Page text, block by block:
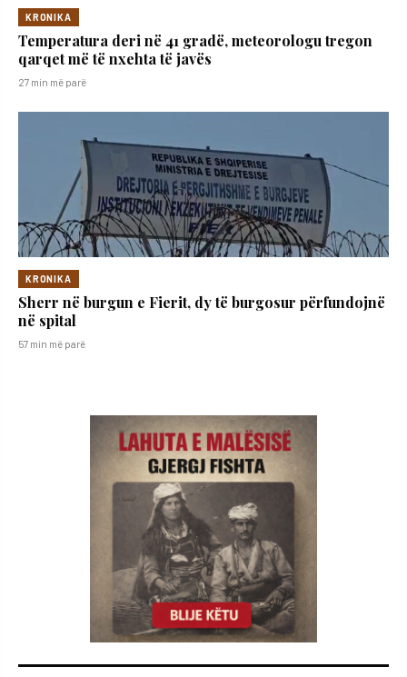
KRONIKA
Temperatura deri në 41 gradë, meteorologu tregon
qarqet më të nxehta të javës
27 min më parë
KRONIKA
Sherr në burgun e Fierit, dy të burgosur përfundojnë
në spital
57 min më parë